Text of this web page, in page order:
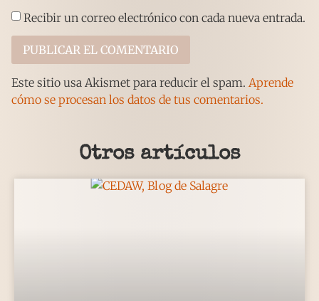
Recibir un correo electrónico con cada nueva entrada.
Este sitio usa Akismet para reducir el spam. Aprende
cómo se procesan los datos de tus comentarios.
Otros artículos